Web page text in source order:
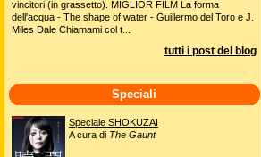
vincitori (in grassetto). MIGLIOR FILM La forma
dell'acqua - The shape of water - Guillermo del Toro e J.
Miles Dale Chiamami col t...
tutti i post del blog
Speciali
Speciale SHOKUZAI
A cura di The Gaunt